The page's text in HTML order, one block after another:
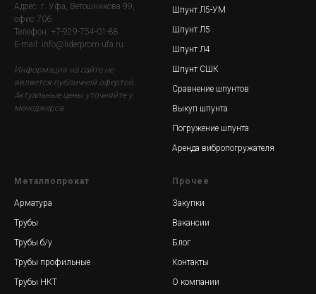
Адрес: г. Уфа, Ветошникова 99,
офис 706
Телефон: +7-929-754-01-88
E-mail: info@liderprom-ufa.ru
Информация на сайте не
является публичной офертой.
Актуальные цены уточняйте у
менеджеров
Шпунт Л5-УМ
Шпунт Л5
Шпунт Л4
Шпунт СШК
Сравнение шпунтов
Выкуп шпунта
Погружение шпунта
Аренда вибропогружателя
Металлопрокат
Арматура
Трубы
Трубы б/у
Трубы профильные
Трубы НКТ
Прочее
Закупки
Вакансии
Блог
Контакты
О компании